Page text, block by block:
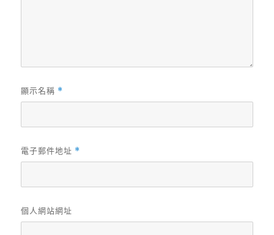
顯示名稱 *
電子郵件地址 *
個人網站網址